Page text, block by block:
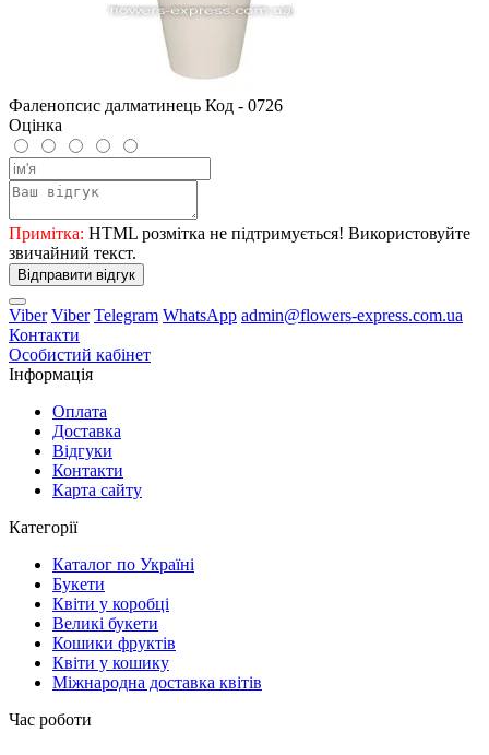
Фаленопсис далматинець Код - 0726
Оцінка
Примітка: HTML розмітка не підтримується! Використовуйте
звичайний текст.
Відправити відгук
Viber Viber Telegram WhatsApp admin@flowers-express.com.ua
Контакти
Особистий кабінет
Інформація
Оплата
Доставка
Відгуки
Контакти
Карта сайту
Категорії
Каталог по Україні
Букети
Квіти у коробці
Великі букети
Кошики фруктів
Квіти у кошику
Міжнародна доставка квітів
Час роботи